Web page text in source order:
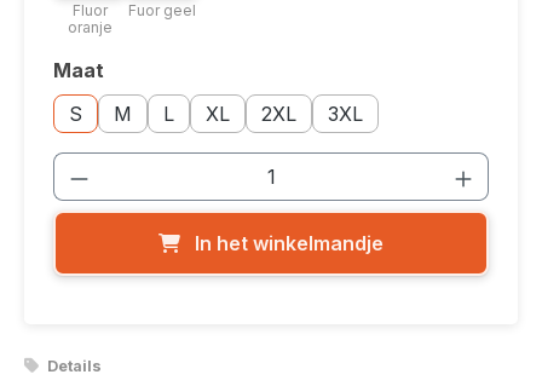
Fluor
oranje
Fuor geel
Selecteer
Maat
S
Maatoptie: S
M
Maatoptie: M
L
Maatoptie: L
XL
Maatoptie: XL
2XL
Maatoptie: 2XL
3XL
Maatoptie: 3XL
Producthoeveelheid: Voer de
In het winkelmandje
Details